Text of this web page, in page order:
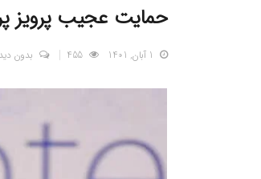
حمایت عجیب پرویز
1 آبان, 1401 455 بدون